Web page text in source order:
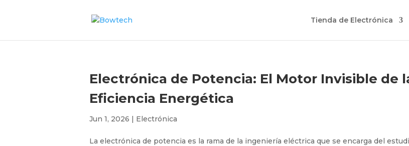
Tienda de Electrónica
Electrónica de Potencia: El Motor Invisible de
Eficiencia Energética
Jun 1, 2026 | Electrónica
La electrónica de potencia es la rama de la ingeniería eléctrica que se encarga del